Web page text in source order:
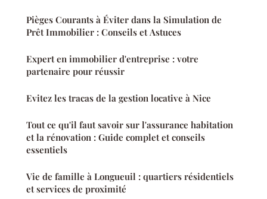
Pièges Courants à Éviter dans la Simulation de
Prêt Immobilier : Conseils et Astuces
Expert en immobilier d'entreprise : votre
partenaire pour réussir
Evitez les tracas de la gestion locative à Nice
Tout ce qu'il faut savoir sur l'assurance habitation
et la rénovation : Guide complet et conseils
essentiels
Vie de famille à Longueuil : quartiers résidentiels
et services de proximité